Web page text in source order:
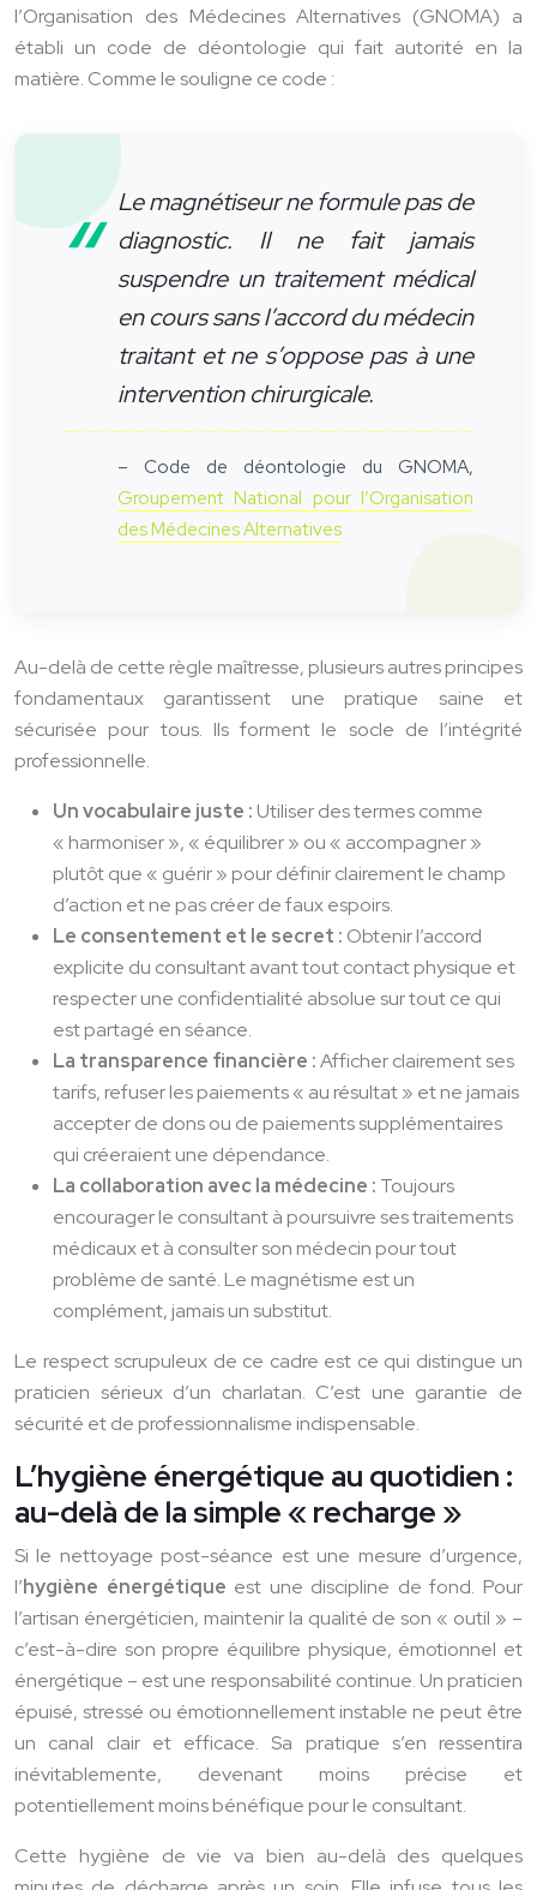
l’Organisation des Médecines Alternatives (GNOMA) a
établi un code de déontologie qui fait autorité en la
matière. Comme le souligne ce code :
Le magnétiseur ne formule pas de
diagnostic. Il ne fait jamais
suspendre un traitement médical
en cours sans l’accord du médecin
traitant et ne s’oppose pas à une
intervention chirurgicale.
– Code de déontologie du GNOMA,
Groupement National pour l’Organisation
des Médecines Alternatives
Au-delà de cette règle maîtresse, plusieurs autres principes
fondamentaux garantissent une pratique saine et
sécurisée pour tous. Ils forment le socle de l’intégrité
professionnelle.
Un vocabulaire juste : Utiliser des termes comme
« harmoniser », « équilibrer » ou « accompagner »
plutôt que « guérir » pour définir clairement le champ
d’action et ne pas créer de faux espoirs.
Le consentement et le secret : Obtenir l’accord
explicite du consultant avant tout contact physique et
respecter une confidentialité absolue sur tout ce qui
est partagé en séance.
La transparence financière :Afficher clairement ses
tarifs, refuser les paiements « au résultat » et ne jamais
accepter de dons ou de paiements supplémentaires
qui créeraient une dépendance.
La collaboration avec la médecine : Toujours
encourager le consultant à poursuivre ses traitements
médicaux et à consulter son médecin pour tout
problème de santé. Le magnétisme est un
complément, jamais un substitut.
Le respect scrupuleux de ce cadre est ce qui distingue un
praticien sérieux d’un charlatan. C’est une garantie de
sécurité et de professionnalisme indispensable.
L’hygiène énergétique au quotidien :
au-delà de la simple « recharge »
Si le nettoyage post-séance est une mesure d’urgence,
l’hygiène énergétique est une discipline de fond. Pour
l’artisan énergéticien, maintenir la qualité de son « outil » –
c’est-à-dire son propre équilibre physique, émotionnel et
énergétique – est une responsabilité continue. Un praticien
épuisé, stressé ou émotionnellement instable ne peut être
un canal clair et efficace. Sa pratique s’en ressentira
inévitablemente, devenant moins précise et
potentiellement moins bénéfique pour le consultant.
Cette hygiène de vie va bien au-delà des quelques